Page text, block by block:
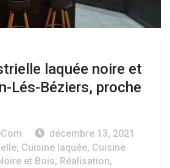
laquée noire et
Lés-Béziers, proche
décembre 13, 2021
, Cuisine laquée, Cuisine
et Bois, Réalisation,